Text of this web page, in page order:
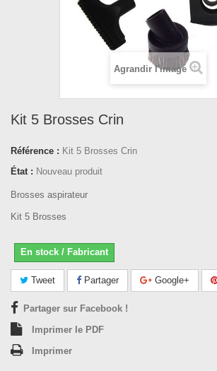
Agrandir l'image
Kit 5 Brosses Crin
Référence : Kit 5 Brosses Crin
État : Nouveau produit
Brosses aspirateur
Kit 5 Brosses
En stock / Fabricant
Tweet Partager Google+
Partager sur Facebook !
Imprimer le PDF
Imprimer